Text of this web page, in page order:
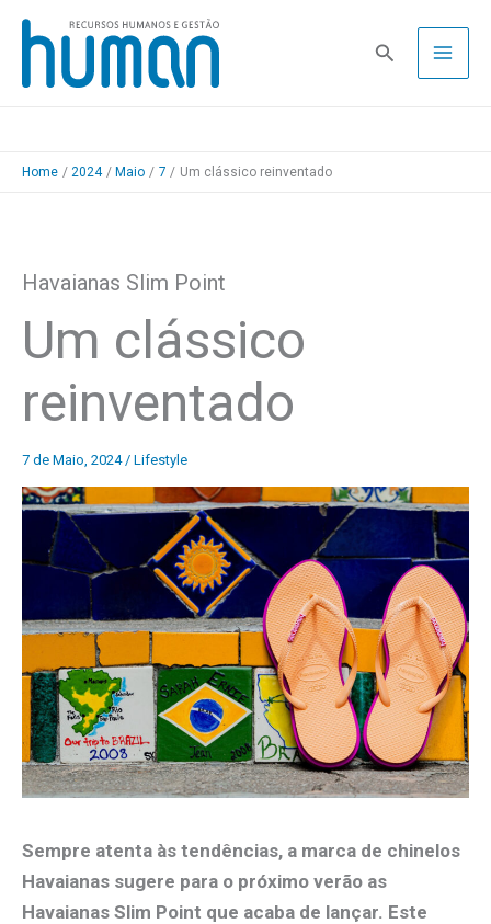
Skip
content
Pesquisa
Home 2024 Maio 7 Um clássico reinventado
Havaianas Slim Point
Um clássico
reinventado
7 de Maio, 2024 / Lifestyle
Sempre atenta às tendências, a marca de chinelos
Havaianas sugere para o próximo verão as
Havaianas Slim Point que acaba de lançar. Este